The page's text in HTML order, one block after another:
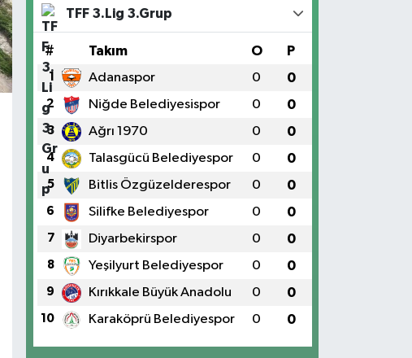
TFF 3.Lig 3.Grup
# Takım O P
1 Adanaspor 0 0
2 Niğde Belediyesispor 0 0
3 Ağrı 1970 0 0
4 Talasgücü Belediyespor 0 0
5 Bitlis Özgüzelderespor 0 0
6 Silifke Belediyespor 0 0
7 Diyarbekirspor 0 0
8 Yeşilyurt Belediyespor 0 0
9 Kırıkkale Büyük Anadolu 0 0
10 Karaköprü Belediyespor 0 0